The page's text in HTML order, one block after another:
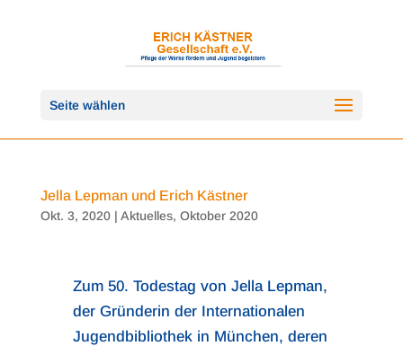
Seite wählen
Jella Lepman und Erich Kästner
Okt. 3, 2020| Aktuelles, Oktober 2020
Zum 50. Todestag von Jella Lepman,
der Gründerin der Internationalen
Jugendbibliothek in München, deren